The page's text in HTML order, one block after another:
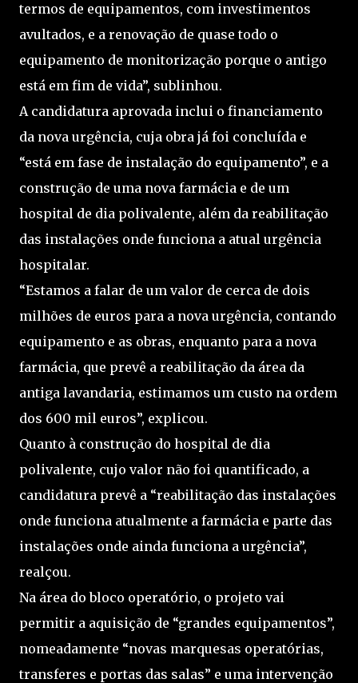
termos de equipamentos, com investimentos
avultados, e a renovação de quase todo o
equipamento de monitorização porque o antigo
está em fim de vida”, sublinhou.
A candidatura aprovada inclui o financiamento
da nova urgência, cuja obra já foi concluída e
“está em fase de instalação do equipamento”, e a
construção de uma nova farmácia e de um
hospital de dia polivalente, além da reabilitação
das instalações onde funciona a atual urgência
hospitalar.
“Estamos a falar de um valor de cerca de dois
milhões de euros para a nova urgência, contando
equipamento e as obras, enquanto para a nova
farmácia, que prevê a reabilitação da área da
antiga lavandaria, estimamos um custo na ordem
dos 600 mil euros”, explicou.
Quanto à construção do hospital de dia
polivalente, cujo valor não foi quantificado, a
candidatura prevê a “reabilitação das instalações
onde funciona atualmente a farmácia e parte das
instalações onde ainda funciona a urgência”,
realçou.
Na área do bloco operatório, o projeto vai
permitir a aquisição de “grandes equipamentos”,
nomeadamente “novas marquesas operatórias,
transferes e portas das salas” e uma intervenção